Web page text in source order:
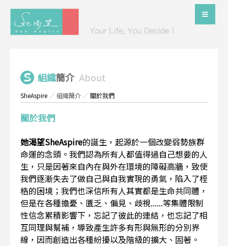
組織簡介 About
SheAspire ／組織簡介 ／關於我們
關於我們
她渴望SheAspire的誕生，起源於一個改變弱勢族群
命運的念頭。我們認為所有人都值得過自己想要的人
生，只是因著來自內在與外在環境的障礙高牆，致使
我們逐漸失去了做自己與自我實現的勇氣，陷入了桎
梏的困境；我們也深信所有人其實都是生命共同體，
但是在各種擔憂、匱乏、偏見、歧視......等集體限制
性信念累積影響下，忘記了彼此的連結，也忘記了相
互同理與幫補，導致產生許多有形與無形的分別界
線，因而創造出各種紛擾以及階級的擴大、固著。